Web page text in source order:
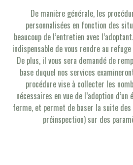
De manière générale, les
personnalisées en fonction des
beaucoup de l’entretien avec
indispensable de vous rendre au
De plus, il vous sera demandé de
base duquel nos services
procédure vise à collecter les
nécessaires en vue de l’adoption d’un
ferme, et permet de baser la suite
préinspection) sur des